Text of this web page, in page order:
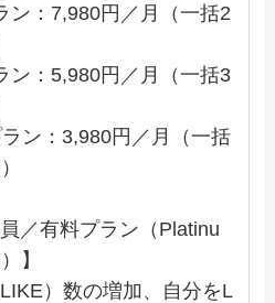
ン：7,980円／月（一括2
ン：5,980円／月（一括3
ン：3,980円／月（一括
員／有料プラン（Platinu
】
）数の増加、自分をL